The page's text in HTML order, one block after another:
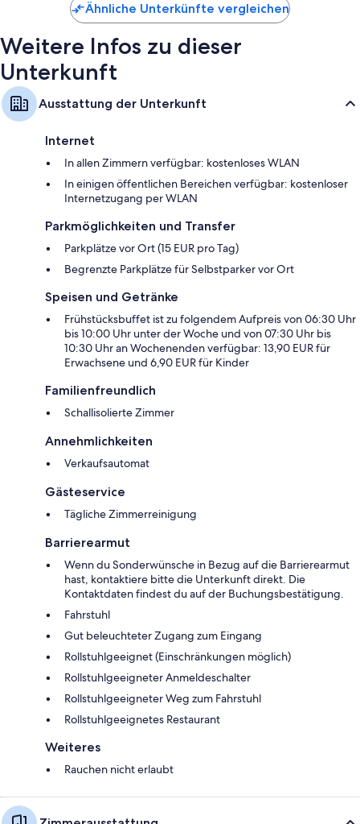
Ähnliche Unterkünfte vergleichen
Weitere Infos zu dieser
Unterkunft
Ausstattung der Unterkunft
Internet
In allen Zimmern verfügbar: kostenloses WLAN
In einigen öffentlichen Bereichen verfügbar: kostenloser
Internetzugang per WLAN
Parkmöglichkeiten und Transfer
Parkplätze vor Ort (15 EUR pro Tag)
Begrenzte Parkplätze für Selbstparker vor Ort
Speisen und Getränke
Frühstücksbuffet ist zu folgendem Aufpreis von 06:30 Uhr
bis 10:00 Uhr unter der Woche und von 07:30 Uhr bis
10:30 Uhr an Wochenenden verfügbar: 13,90 EUR für
Erwachsene und 6,90 EUR für Kinder
Familienfreundlich
Schallisolierte Zimmer
Annehmlichkeiten
Verkaufsautomat
Gästeservice
Tägliche Zimmerreinigung
Barrierearmut
Wenn du Sonderwünsche in Bezug auf die Barrierearmut
hast, kontaktiere bitte die Unterkunft direkt. Die
Kontaktdaten findest du auf der Buchungsbestätigung.
Fahrstuhl
Gut beleuchteter Zugang zum Eingang
Rollstuhlgeeignet (Einschränkungen möglich)
Rollstuhlgeeigneter Anmeldeschalter
Rollstuhlgeeigneter Weg zum Fahrstuhl
Rollstuhlgeeignetes Restaurant
Weiteres
Rauchen nicht erlaubt